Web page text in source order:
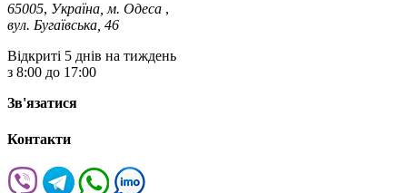
65005, Україна, м. Одеса ,
вул. Бугаївська, 46
Відкриті 5 днів на тиждень
з 8:00 до 17:00
Зв'язатися
Контакти